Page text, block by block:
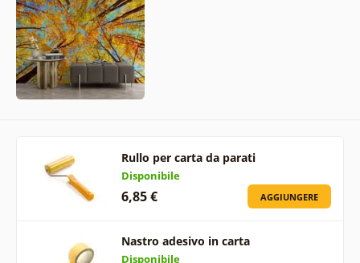
Rullo per carta da parati
Disponibile
6,85 € AGGIUNGERE
Nastro adesivo in carta
Disponibile